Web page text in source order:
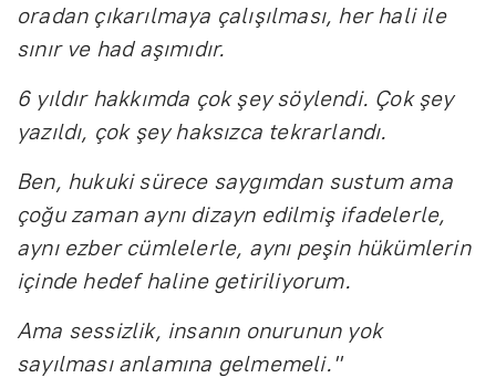
oradan çıkarılmaya çalışılması, her hali ile
sınır ve had aşımıdır.
6 yıldır hakkımda çok şey söylendi. Çok şey
yazıldı, çok şey haksızca tekrarlandı.
Ben, hukuki sürece saygımdan sustum ama
çoğu zaman aynı dizayn edilmiş ifadelerle,
aynı ezber cümlelerle, aynı peşin hükümlerin
içinde hedef haline getiriliyorum.
Ama sessizlik, insanın onurunun yok
sayılması anlamına gelmemeli."